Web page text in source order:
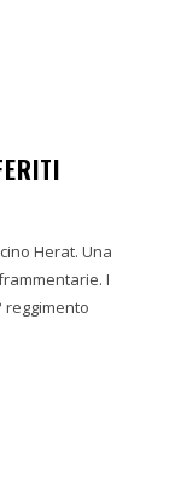
Herat. Una
I
reggimento